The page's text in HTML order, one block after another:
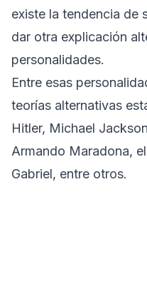
existe la tendencia de
dar otra explicación
personalidades.
Entre esas
teorías alternativas
Hitler, Michael
Armando Maradona,
Gabriel, entre otros.